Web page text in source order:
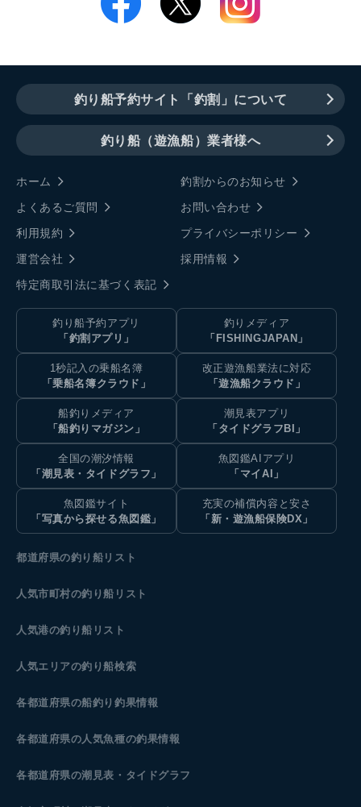
釣り船予約サイト「釣割」について
釣り船（遊漁船）業者様へ
ホーム
釣割からのお知らせ
よくあるご質問
お問い合わせ
利用規約
プライバシーポリシー
運営会社
採用情報
特定商取引法に基づく表記
釣り船予約アプリ
「釣割アプリ」
釣りメディア
「FISHINGJAPAN」
1秒記入の乗船名簿
「乗船名簿クラウド」
改正遊漁船業法に対応
「遊漁船クラウド」
船釣りメディア
「船釣りマガジン」
潮見表アプリ
「タイドグラフBI」
全国の潮汐情報
「潮見表・タイドグラフ」
魚図鑑AIアプリ
「マイAI」
魚図鑑サイト
「写真から探せる魚図鑑」
充実の補償内容と安さ
「新・遊漁船保険DX」
都道府県の釣り船リスト
人気市町村の釣り船リスト
人気港の釣り船リスト
人気エリアの釣り船検索
各都道府県の船釣り釣果情報
各都道府県の人気魚種の釣果情報
各都道府県の潮見表 ・タイドグラフ